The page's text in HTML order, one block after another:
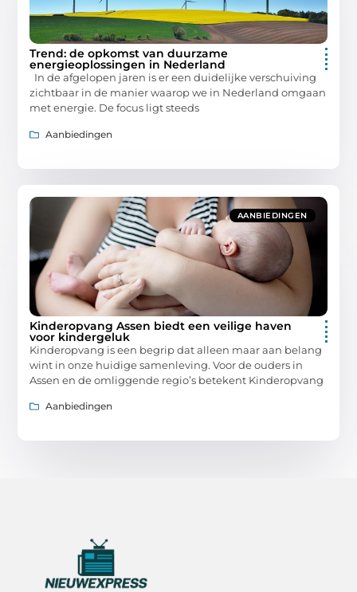
Trend: de opkomst van duurzame
energieoplossingen in Nederland
In de afgelopen jaren is er een duidelijke verschuiving
zichtbaar in de manier waarop we in Nederland omgaan
met energie. De focus ligt steeds
Aanbiedingen
AANBIEDINGEN
Kinderopvang Assen biedt een veilige haven
voor kindergeluk
Kinderopvang is een begrip dat alleen maar aan belang
wint in onze huidige samenleving. Voor de ouders in
Assen en de omliggende regio’s betekent Kinderopvang
Aanbiedingen